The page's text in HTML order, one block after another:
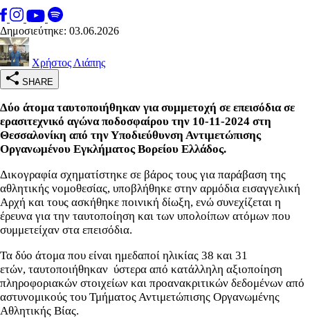
Δημοσιεύτηκε: 03.06.2026
Χρήστος Λιάπης
SHARE
Δύο άτομα ταυτοποιήθηκαν για συμμετοχή σε επεισόδια σε
ερασιτεχνικό αγώνα ποδοσφαίρου την 10-11-2024 στη
Θεσσαλονίκη από την Υποδιεύθυνση Αντιμετώπισης
Οργανωμένου Εγκλήματος Βορείου Ελλάδος.
Δικογραφία σχηματίστηκε σε βάρος τους για παράβαση της
αθλητικής νομοθεσίας, υποβλήθηκε στην αρμόδια εισαγγελική
Αρχή και τους ασκήθηκε ποινική δίωξη, ενώ συνεχίζεται η
έρευνα για την ταυτοποίηση και των υπολοίπων ατόμων που
συμμετείχαν στα επεισόδια.
Τα δύο άτομα που είναι ημεδαποί ηλικίας 38 και 31
ετών, ταυτοποιήθηκαν ύστερα από κατάλληλη αξιοποίηση
πληροφοριακών στοιχείων και προανακριτικών δεδομένων από
αστυνομικούς του Τμήματος Αντιμετώπισης Οργανωμένης
Αθλητικής Βίας.